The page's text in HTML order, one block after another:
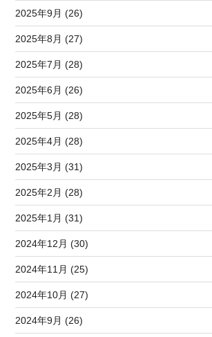
2025年9月 (26)
2025年8月 (27)
2025年7月 (28)
2025年6月 (26)
2025年5月 (28)
2025年4月 (28)
2025年3月 (31)
2025年2月 (28)
2025年1月 (31)
2024年12月 (30)
2024年11月 (25)
2024年10月 (27)
2024年9月 (26)